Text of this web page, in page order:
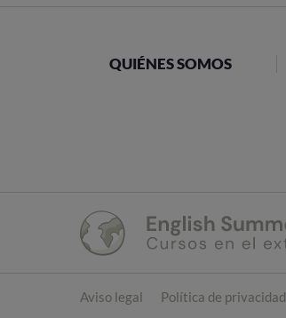
QUIÉNES SOMOS
Aviso legal Política de privacidad